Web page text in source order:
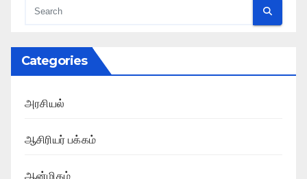
Categories
அரசியல்
ஆசிரியர் பக்கம்
ஆன்மிகம்